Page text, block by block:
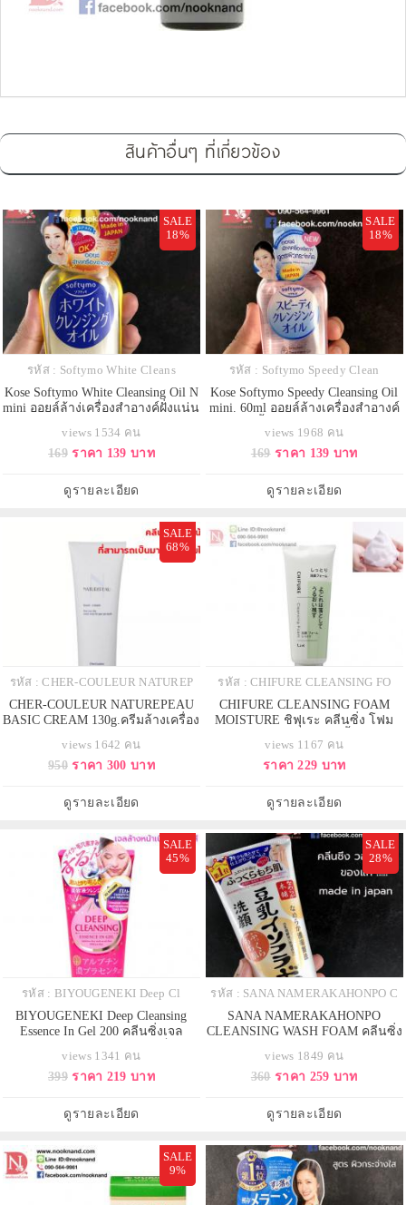
สินค้าอื่นๆ ที่เกี่ยวข้อง
SALE
18%
รหัส : Softymo White Cleans
Kose Softymo White Cleansing Oil N
mini ออยล์ล้าง่เครื่องสำอางค์ฝั่งแน่น
views 1534 คน
169 ราคา 139 บาท
ดูรายละเอียด
SALE
18%
รหัส : Softymo Speedy Clean
Kose Softymo Speedy Cleansing Oil
mini. 60ml ออยล์ล้างเครื่องสำอางค์
views 1968 คน
169 ราคา 139 บาท
ดูรายละเอียด
SALE
68%
รหัส : CHER-COULEUR NATUREP
CHER-COULEUR NATUREPEAU
BASIC CREAM 130g.ครีมล้างเครื่อง
views 1642 คน
950 ราคา 300 บาท
ดูรายละเอียด
รหัส : CHIFURE CLEANSING FO
CHIFURE CLEANSING FOAM
MOISTURE ชิฟุเระ คลีนซิ่ง โฟม
นุ่ม สำหรับทุกสภาพผิ
views 1167 คน
ราคา 229 บาท
ดูรายละเอียด
SALE
45%
รหัส : BIYOUGENEKI Deep Cl
BIYOUGENEKI Deep Cleansing
Essence In Gel 200 คลีนซิ่งเจล
views 1341 คน
399 ราคา 219 บาท
ดูรายละเอียด
SALE
28%
รหัส : SANA NAMERAKAHONPO C
SANA NAMERAKAHONPO
CLEANSING WASH FOAM คลีนซิ่ง
views 1849 คน
360 ราคา 259 บาท
ดูรายละเอียด
SALE
9%